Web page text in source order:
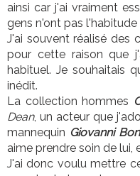
ainsi car j'ai vraiment
gens n'ont pas l'habitude
J'ai souvent réalisé des
pour cette raison que
habituel. Je souhaitais
inédit.
La collection hommes
Dean, un acteur que
mannequin Giovanni
aime prendre soin de lui,
J'ai donc voulu mettre